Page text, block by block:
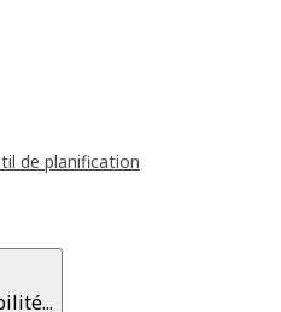
de planification